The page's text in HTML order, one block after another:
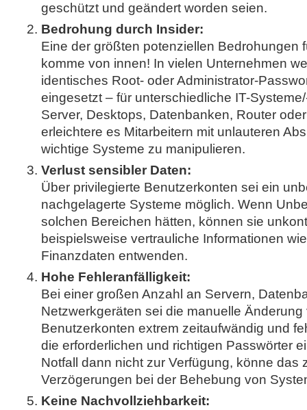
geschützt und geändert worden seien.
Bedrohung durch Insider:
Eine der größten potenziellen Bedrohungen
komme von innen! In vielen Unternehmen
identisches Root- oder Administrator-
eingesetzt – für unterschiedliche IT-
Server, Desktops, Datenbanken, Router
erleichtere es Mitarbeitern mit unlauteren
wichtige Systeme zu manipulieren.
Verlust sensibler Daten:
Über privilegierte Benutzerkonten sei ein
nachgelagerte Systeme möglich. Wenn
solchen Bereichen hätten, können sie
beispielsweise vertrauliche Informationen
Finanzdaten entwenden.
Hohe Fehleranfälligkeit:
Bei einer großen Anzahl an Servern,
Netzwerkgeräten sei die manuelle
Benutzerkonten extrem zeitaufwändig und
die erforderlichen und richtigen Passwörter
Notfall dann nicht zur Verfügung, könne das
Verzögerungen bei der Behebung von
Keine Nachvollziehbarkeit: